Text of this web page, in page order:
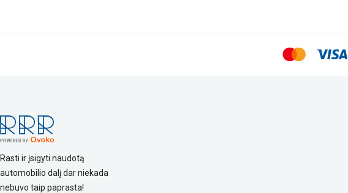
Rasti ir įsigyti naudotą
automobilio dalį dar niekada
nebuvo taip paprasta!